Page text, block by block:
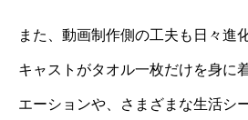
また、動画制作側の工夫も日々進
キャストがタオル一枚だけを身に
エーションや、さまざまな生活シ